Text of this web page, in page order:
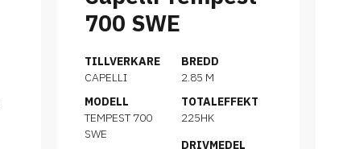
700 SWE
TILLVERKARE
CAPELLI
MODELL
TEMPEST 700
SWE
BREDD
2.85 M
TOTALEFFEKT
225HK
DRIVMEDEL